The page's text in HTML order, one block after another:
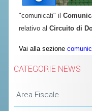
"comunicati" il
relativo al Circuito di
Vai alla sezione
CATEGORIE NEWS
Area Fiscale